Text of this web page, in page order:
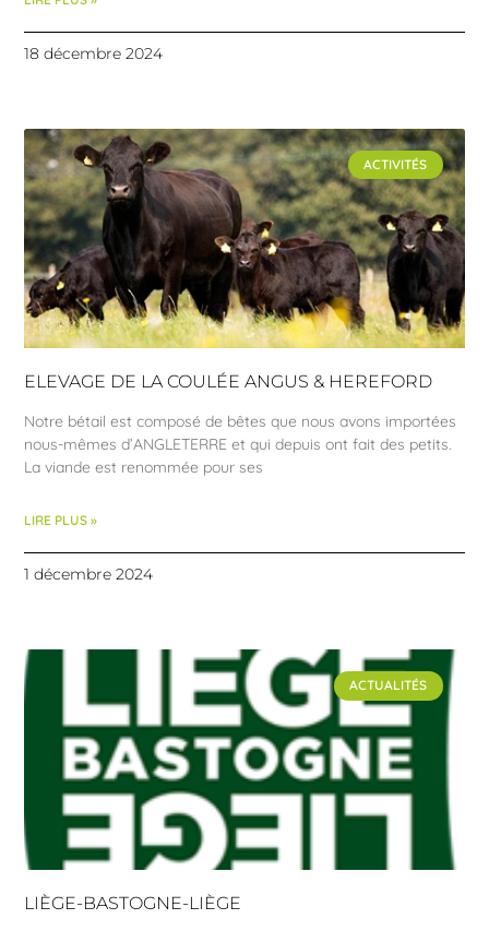
18 décembre 2024
ACTIVITÉS
ELEVAGE DE LA COULÉE ANGUS & HEREFORD
Notre bétail est composé de bêtes que nous avons importées
nous-mêmes d’ANGLETERRE et qui depuis ont fait des petits.
La viande est renommée pour ses
LIRE PLUS »
1 décembre 2024
ACTUALITÉS
LIÈGE-BASTOGNE-LIÈGE